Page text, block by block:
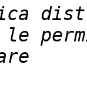
le